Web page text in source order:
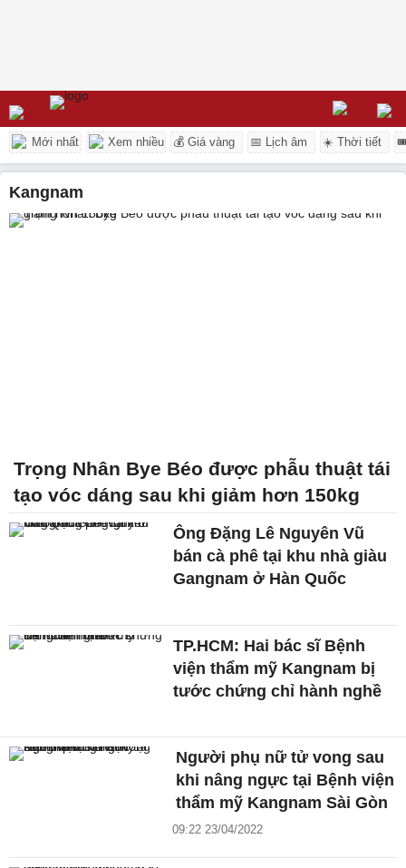
Mới nhất Xem nhiều 💰 Giá vàng 📅 Lịch âm ☀️ Thời tiết
Kangnam
Trọng Nhân Bye Béo được phẫu thuật tái
tạo vóc dáng sau khi giảm hơn 150kg
Ông Đặng Lê Nguyên Vũ
bán cà phê tại khu nhà giàu
Gangnam ở Hàn Quốc
TP.HCM: Hai bác sĩ Bệnh
viện thẩm mỹ Kangnam bị
tước chứng chỉ hành nghề
Người phụ nữ tử vong sau
khi nâng ngực tại Bệnh viện
thẩm mỹ Kangnam Sài Gòn
09:22 23/04/2022